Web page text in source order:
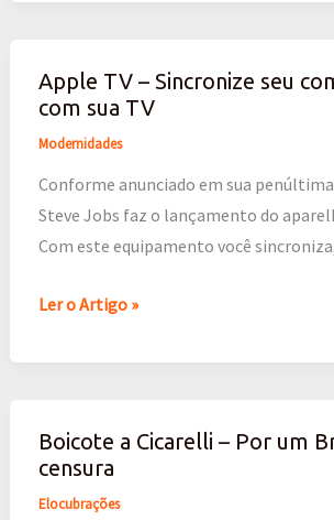
Apple TV – Sincronize seu
com sua TV
Modernidades
Conforme anunciado em sua
Steve Jobs faz o lançamento do
Com este equipamento você
Apple
TV
–
Sincronize
seu
computador
sua
Ler o Artigo »
Boicote a Cicarelli – Por um
censura
Elocubrações
Boicote
a
Cicarelli